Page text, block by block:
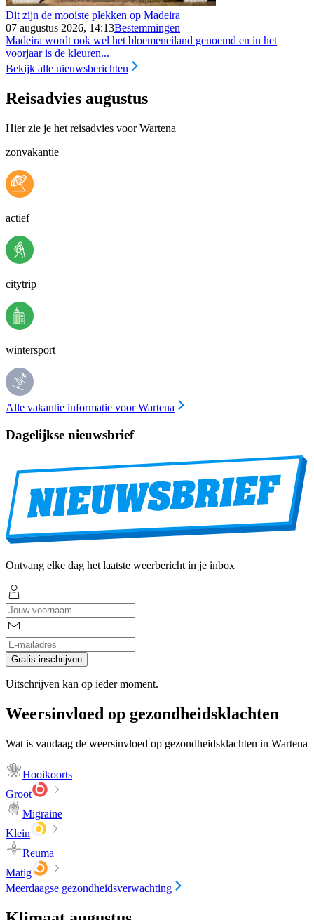
Dit zijn de mooiste plekken op Madeira
07 augustus 2026, 14:13Bestemmingen
Madeira wordt ook wel het bloemeneiland genoemd en in het
voorjaar is de kleuren...
Bekijk alle nieuwsberichten
Reisadvies augustus
Hier zie je het reisadvies voor Wartena
zonvakantie
actief
citytrip
wintersport
Alle vakantie informatie voor Wartena
Dagelijkse nieuwsbrief
Ontvang elke dag het laatste weerbericht in je inbox
Gratis inschrijven
Uitschrijven kan op ieder moment.
Weersinvloed op gezondheidsklachten
Wat is vandaag de weersinvloed op gezondheidsklachten in Wartena
Hooikoorts
Groot
Migraine
Klein
Reuma
Matig
Meerdaagse gezondheidsverwachting